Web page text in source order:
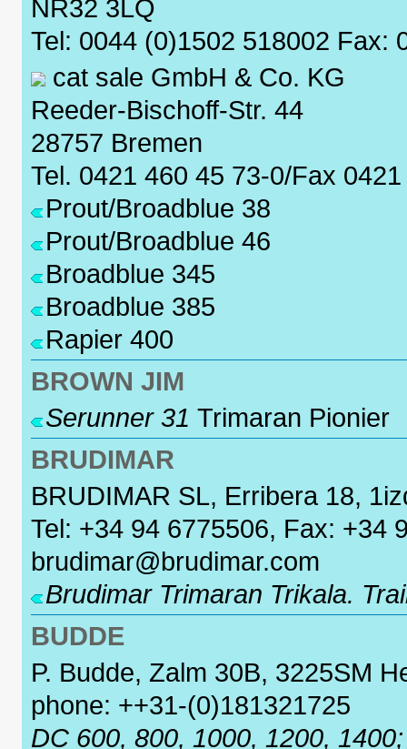
NR32 3LQ
Tel: 0044 (0)1502 518002 Fax:
cat sale GmbH & Co. KG
Reeder-Bischoff-Str. 44
28757 Bremen
Tel. 0421 460 45 73-0/Fax
Prout/Broadblue 38
Prout/Broadblue 46
Broadblue 345
Broadblue 385
Rapier 400
BROWN JIM
Serunner 31 Trimaran Pionier
BRUDIMAR
BRUDIMAR SL, Erribera 18,
Tel: +34 94 6775506, Fax: +34
brudimar@brudimar.com
Brudimar Trimaran Trikala.
BUDDE
P. Budde, Zalm 30B, 3225SM
phone: ++31-(0)181321725
DC 600, 800, 1000, 1200,